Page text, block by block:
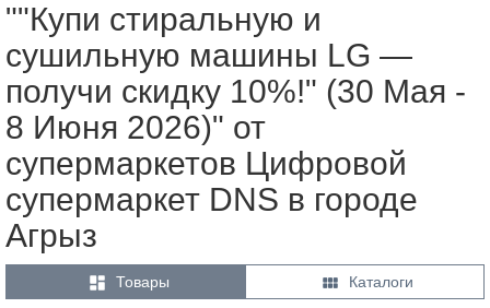
""Купи стиральную и
сушильную машины LG —
получи скидку 10%!" (30 Мая -
8 Июня 2026)" от
супермаркетов Цифровой
супермаркет DNS в городе
Агрыз
 Товары  Каталоги